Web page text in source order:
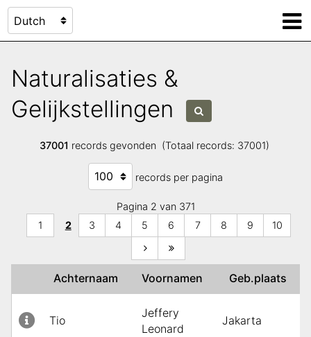
Naturalisaties &
Gelijkstellingen
37001 records gevonden (Totaal records: 37001)
records per pagina
Pagina 2 van 371
1
2 3 4 5 6 7 8 9 10
Achternaam Voornamen Geb.plaats
Tio
Jeffery
Leonard
Jakarta